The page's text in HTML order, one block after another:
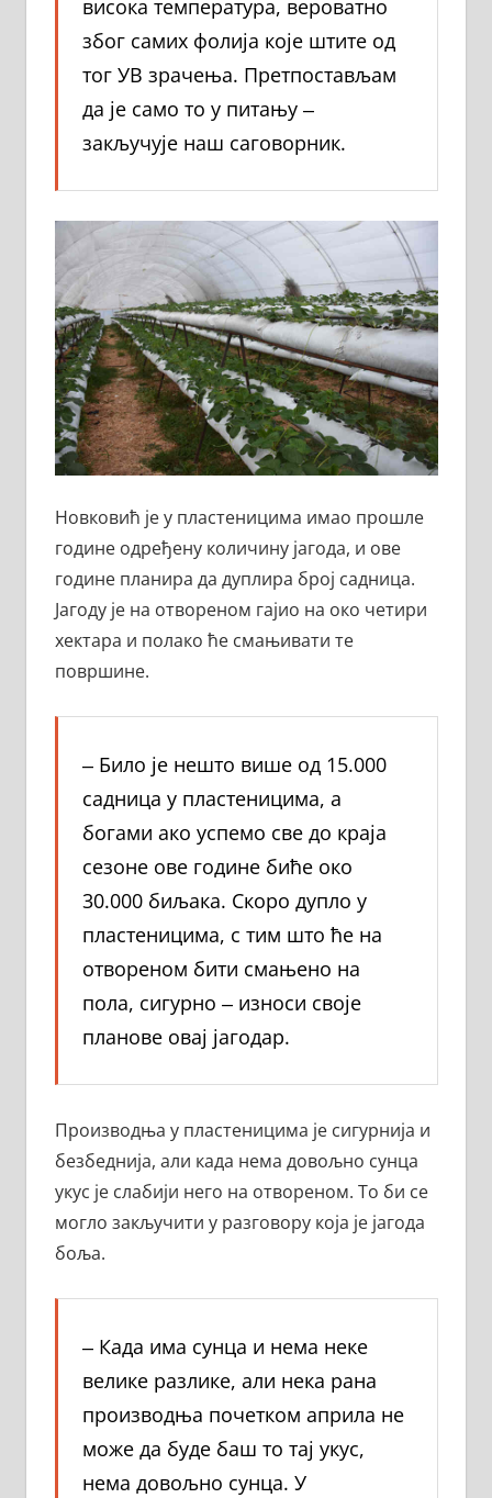
висока температура, вероватно
због самих фолија које штите од
тог УВ зрачења. Претпостављам
да је само то у питању ‒
закључује наш саговорник.
Новковић је у пластеницима имао прошле
године одређену количину јагода, и ове
године планира да дуплира број садница.
Јагоду је на отвореном гајио на око четири
хектара и полако ће смањивати те
површине.
‒ Било је нешто више од 15.000
садница у пластеницима, а
богами ако успемо све до краја
сезоне ове године биће око
30.000 биљака. Скоро дупло у
пластеницима, с тим што ће на
отвореном бити смањено на
пола, сигурно ‒ износи своје
планове овај јагодар.
Производња у пластеницима је сигурнија и
безбеднија, али када нема довољно сунца
укус је слабији него на отвореном. То би се
могло закључити у разговору која је јагода
боља.
‒ Када има сунца и нема неке
велике разлике, али нека рана
производња почетком априла не
може да буде баш то тај укус,
нема довољно сунца. У